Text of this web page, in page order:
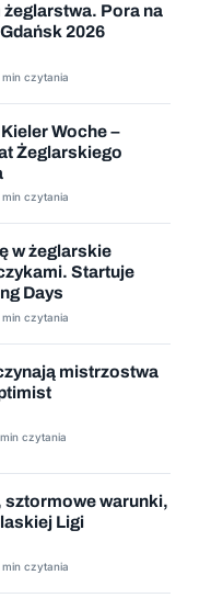
Pora na
2026
min czytania
Woche –
Żeglarskiego
min czytania
w żeglarskie
Startuje
Days
min czytania
mistrzostwa
min czytania
warunki,
Ligi
min czytania